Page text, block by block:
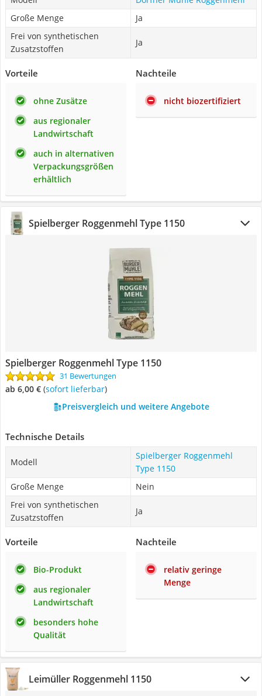
Große Menge
Ja
Frei von synthetischen
Zusatzstoffen
Ja
Vorteile
ohne Zusätze
aus regionaler
Landwirtschaft
auch in alternativen
Verpackungsgrößen
erhältlich
Nachteile
nicht biozertifiziert
Spielberger Roggenmehl Type 1150
Spielberger Roggenmehl Type 1150
31 Bewertungen
ab 6,00 € ( Sofort lieferbar)
Preisvergleich und weitere Angebote
Technische Details
Modell
Spielberger Roggenmehl
Type 1150
Große Menge
Nein
Frei von synthetischen
Zusatzstoffen
Ja
Vorteile
Bio-Produkt
aus regionaler
Landwirtschaft
besonders hohe
Qualität
Nachteile
relativ geringe
Menge
Leimüller Roggenmehl 1150